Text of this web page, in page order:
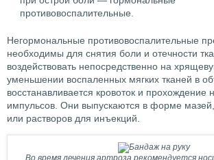
противовоспалительные.
Негормональные противовоспалительные
необходимы для снятия боли и отечности
воздействовать непосредственно на
уменьшении воспаленных мягких тканей в
восстанавливается кровоток и прохождение
импульсов. Они выпускаются в форме
или растворов для инъекций.